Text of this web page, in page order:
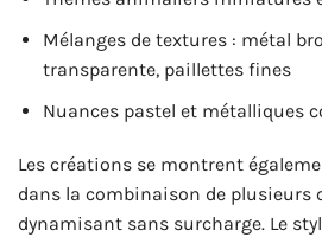
Mélanges de textures : métal
transparente, paillettes fines
Nuances pastel et métalliques
Les créations se montrent
dans la combinaison de plusieurs
dynamisant sans surcharge. Le